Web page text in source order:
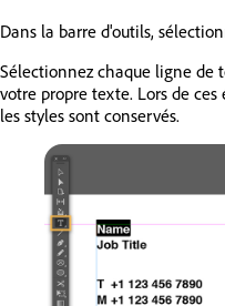
Dans la barre d'outils,
Sélectionnez chaque ligne de
votre propre texte. Lors de
les styles sont conservés.